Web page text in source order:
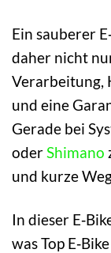
Ein sauberer
daher nicht
Verarbeitung,
und eine
Gerade bei
oderShimano
und kurze
In dieser
was Top